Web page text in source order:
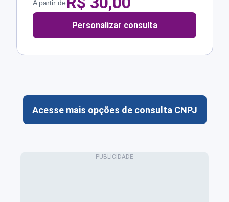
A partir de
Personalizar consulta
Acesse mais opções de consulta CNPJ